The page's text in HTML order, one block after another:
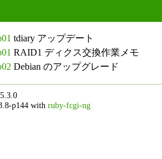
tdiary アップデート
RAID1 ディクス交換作業メモ
Debian のアップグレード
p144 with ruby-fcgi-ng